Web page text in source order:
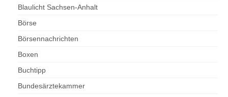
Blaulicht Sachsen-Anhalt
Börse
Börsennachrichten
Boxen
Buchtipp
Bundesärztekammer